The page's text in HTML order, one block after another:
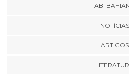
ABI
NOTÍCIAS
ARTIGOS